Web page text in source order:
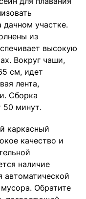
дачном участке.
из
высокую
Вокруг чаши,
см, идет
лента,
Сборка
50 минут.
каркасный
качество и
наличие
автоматической
Обратите